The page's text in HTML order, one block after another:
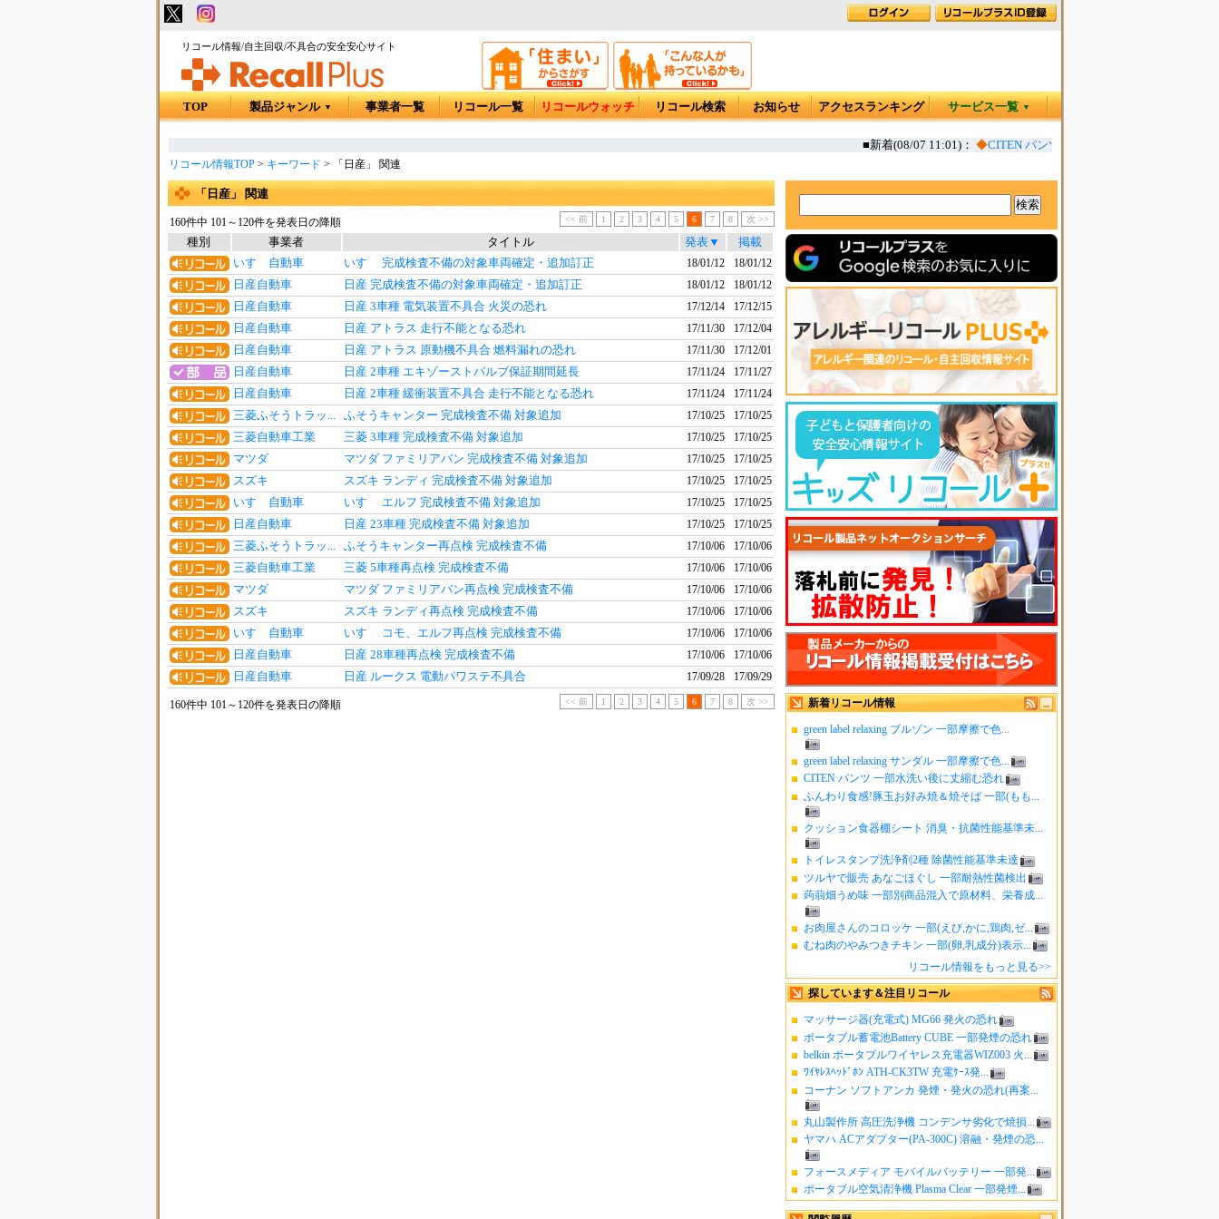
リコール情報/自主回収/不具合の安全安心サイト
TOP 製品ジャンル ▼ 事業者一覧 リコール一覧 リコールウォッチ リコール検索 お知らせ アクセスランキング サービス一覧 ▼
■新着(08/07 11:01)： ◆ CITEN パンツ 一部水洗い後に丈縮む恐れ
リコール情報TOP> キーワード > 「日産」 関連
新着リコール情報
green label relaxing ブルゾン 一部摩擦で色...
green label relaxing サンダル 一部摩擦で色...
CITEN パンツ 一部水洗い後に丈縮む恐れ
ふんわり食感!豚玉お好み焼＆焼そば 一部(もも...
クッション食器棚シート 消臭・抗菌性能基準未...
トイレスタンプ洗浄剤2種 除菌性能基準未達
ツルヤで販売 あなごほぐし 一部耐熱性菌検出
蒟蒻畑うめ味 一部別商品混入で原材料、栄養成...
お肉屋さんのコロッケ 一部(えび,かに,鶏肉,ゼ...
むね肉のやみつきチキン 一部(卵,乳成分)表示...
リコール情報をもっと見る>>
探しています＆注目リコール
マッサージ器(充電式) MG66 発火の恐れ
ポータブル蓄電池Battery CUBE 一部発煙の恐れ
belkin ポータブルワイヤレス充電器WIZ003 火...
ﾜｲﾔﾚｽﾍｯﾄﾞﾎﾝ ATH-CK3TW 充電ｹｰｽ発...
コーナン ソフトアンカ 発煙・発火の恐れ(再案...
丸山製作所 高圧洗浄機 コンデンサ劣化で焼損...
ヤマハ ACアダプター(PA-300C) 溶融・発煙の恐...
フォースメディア モバイルバッテリー 一部発...
ポータブル空気清浄機 Plasma Clear 一部発煙...
「日産」 関連
160件中 101～120件を発表日の降順 << 前 1 2 3 4 5 6 7 8 次 >>
種別 事業者 タイトル 発表▼
掲載
いすゞ自動車
いすゞ 完成検査不備の対象車両確定・追加訂正 18/01/12 18/01/12
日産自動車 日産 完成検査不備の対象車両確定・追加訂正 18/01/12 18/01/12
日産自動車 日産 3車種 電気装置不具合 火災の恐れ 17/12/14 17/12/15
日産自動車 日産 アトラス 走行不能となる恐れ 17/11/30 17/12/04
日産自動車 日産 アトラス 原動機不具合 燃料漏れの恐れ 17/11/30 17/12/01
日産自動車 日産 2車種 エキゾーストバルブ保証期間延長 17/11/24 17/11/27
日産自動車 日産 2車種 緩衝装置不具合 走行不能となる恐れ 17/11/24 17/11/24
三菱ふそうトラッ... ふそうキャンター 完成検査不備 対象追加 17/10/25 17/10/25
三菱自動車工業 三菱 3車種 完成検査不備 対象追加 17/10/25 17/10/25
マツダ マツダ ファミリアバン 完成検査不備 対象追加 17/10/25 17/10/25
スズキ スズキ ランディ 完成検査不備 対象追加 17/10/25 17/10/25
いすゞ自動車 いすゞ エルフ 完成検査不備 対象追加 17/10/25 17/10/25
日産自動車 日産 23車種 完成検査不備 対象追加 17/10/25 17/10/25
三菱ふそうトラッ... ふそうキャンター再点検 完成検査不備 17/10/06 17/10/06
三菱自動車工業 三菱 5車種再点検 完成検査不備 17/10/06 17/10/06
マツダ マツダ ファミリアバン再点検 完成検査不備 17/10/06 17/10/06
スズキ スズキ ランディ再点検 完成検査不備 17/10/06 17/10/06
いすゞ自動車 いすゞ コモ、エルフ再点検 完成検査不備 17/10/06 17/10/06
日産自動車 日産 28車種再点検 完成検査不備 17/10/06 17/10/06
日産自動車 日産 ルークス 電動パワステ不具合 17/09/28 17/09/29
160件中 101～120件を発表日の降順 << 前 1 2 3 4 5 6 7 8 次 >>